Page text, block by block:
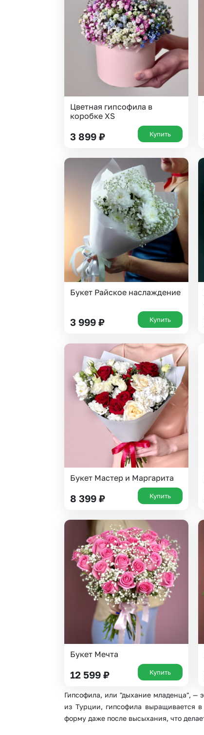
Гипсофила
Гортензии
Ирисы
Каллы
Фрезия
Эустома
Цветная гипсофила в
коробке XS
3 899 ₽ Купить
Букет Райское наслаждение
3 999 ₽ Купить
Букет Мастер и Маргарита
8 399 ₽ Купить
Букет Мечта
12 599 ₽ Купить
Гипсофила, или "дыхание младенца", —
из Турции, гипсофила выращивается
форму даже после высыхания, что